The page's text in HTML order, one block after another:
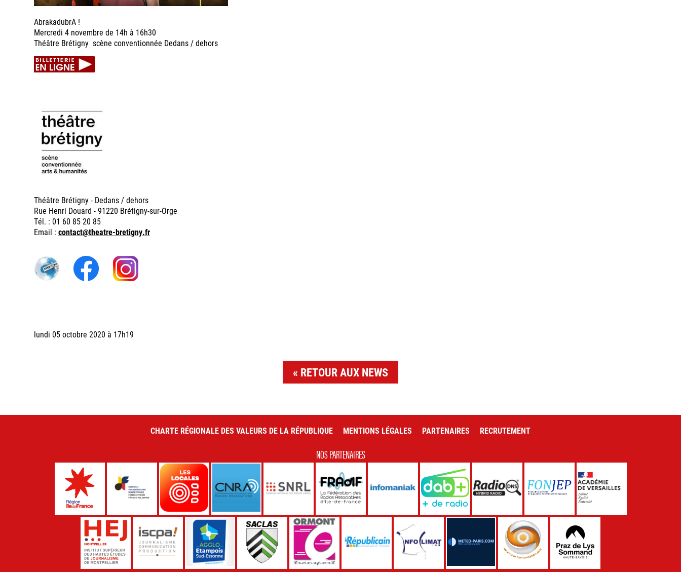
AbrakadubrA !
Mercredi 4 novembre de 14h à 16h30
Théâtre Brétigny scène conventionnée Dedans / dehors
Théâtre Brétigny - Dedans / dehors
Rue Henri Douard - 91220 Brétigny-sur-Orge
Tél. : 01 60 85 20 85
Email : contact@theatre-bretigny.fr
lundi 05 octobre 2020 à 17h19
RETOUR AUX NEWS
CHARTE RÉGIONALE DES VALEURS DE LA RÉPUBLIQUE MENTIONS LÉGALES PARTENAIRES RECRUTEMENT
NOS PARTENAIRES